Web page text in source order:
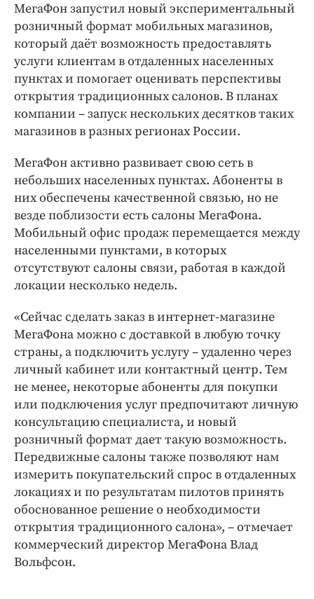
ПРОЕКТЫ
Блоги
Медиаперсона
Интересное чтиво
Клиника года
Бренд года
Работодатель года
МегаФон запустил новый экспериментальный
розничный формат мобильных магазинов,
который даёт возможность предоставлять
услуги клиентам в отдаленных населенных
пунктах и помогает оценивать перспективы
открытия традиционных салонов. В планах
компании – запуск нескольких десятков таких
магазинов в разных регионах России.
МегаФон активно развивает свою сеть в
небольших населенных пунктах. Абоненты в
них обеспечены качественной связью, но не
везде поблизости есть салоны МегаФона.
Мобильный офис продаж перемещается между
населенными пунктами, в которых
отсутствуют салоны связи, работая в каждой
локации несколько недель.
«Сейчас сделать заказ в интернет-магазине
МегаФона можно с доставкой в любую точку
страны, а подключить услугу – удаленно через
личный кабинет или контактный центр. Тем
не менее, некоторые абоненты для покупки
или подключения услуг предпочитают личную
консультацию специалиста, и новый
розничный формат дает такую возможность.
Передвижные салоны также позволяют нам
измерить покупательский спрос в отдаленных
локациях и по результатам пилотов принять
обоснованное решение о необходимости
открытия традиционного салона», – отмечает
коммерческий директор МегаФона Влад
Вольфсон.